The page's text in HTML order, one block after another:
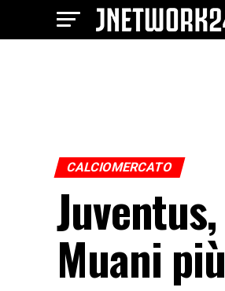
CALCIOMERCATO
Muani